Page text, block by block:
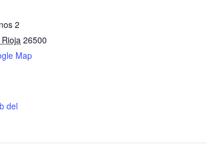
2
26500
Map
del